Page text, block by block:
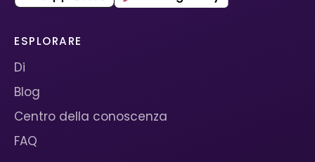
ESPLORARE
Di
Blog
Centro della conoscenza
FAQ